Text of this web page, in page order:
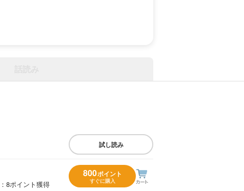
試し読み
：8ポイント獲得
800ポイント
すぐに購入